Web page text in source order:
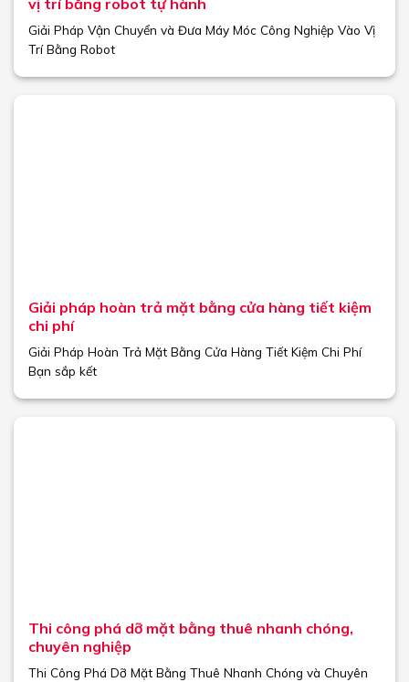
Giải Pháp Vận Chuyển và Đưa Máy Móc Công Nghiệp Vào Vị
Trí Bằng Robot
Giải pháp hoàn trả mặt bằng cửa hàng tiết kiệm
chi phí
Giải Pháp Hoàn Trả Mặt Bằng Cửa Hàng Tiết Kiệm Chi Phí
Bạn sắp kết
Thi công phá dỡ mặt bằng thuê nhanh chóng,
chuyên nghiệp
Thi Công Phá Dỡ Mặt Bằng Thuê Nhanh Chóng và Chuyên